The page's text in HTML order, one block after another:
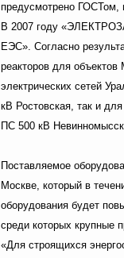
предусмотрено ГОСТом,
В 2007 году
ЕЭС». Согласно
реакторов для
электрических сетей
кВ Ростовская, так и
ПС 500 кВ
Поставляемое
Москве, который в
оборудования будет
среди которых крупные
«Для строящихся